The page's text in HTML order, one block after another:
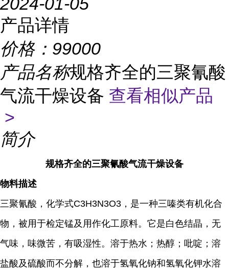
产品详情
价格： 99000
产品名称规格齐全的三聚氰酸
气流干燥设备 查看相似产品
>
简介
规格齐全的三聚氰酸气流干燥设备
物料描述
三聚氰酸，化学式C3H3N3O3，是一种三嗪类有机化合
物，被用于检定锰及用作化工原料。它是白色结晶，无
气味，味微苦，有吸湿性。溶于热水；热醇；吡啶；溶
盐酸及硫酸而不分解，也溶于氢氧化钠和氢氧化钾水溶